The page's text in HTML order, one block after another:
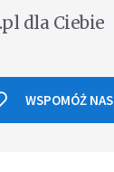
dla Ciebie
WSPOMÓŻ NAS